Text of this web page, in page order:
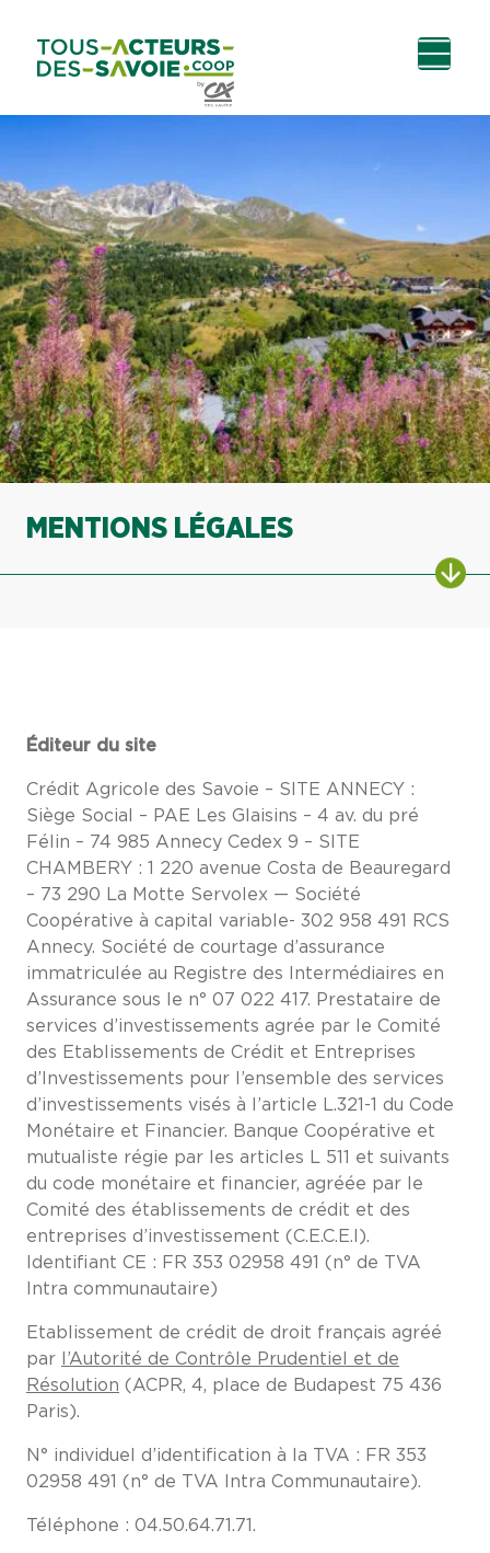
contenu
principal
MENTIONS LÉGALES
Éditeur du site
Crédit Agricole des Savoie – SITE ANNECY :
Siège Social – PAE Les Glaisins – 4 av. du pré
Félin – 74 985 Annecy Cedex 9 – SITE
CHAMBERY : 1 220 avenue Costa de Beauregard
– 73 290 La Motte Servolex — Société
Coopérative à capital variable- 302 958 491 RCS
Annecy. Société de courtage d’assurance
immatriculée au Registre des Intermédiaires en
Assurance sous le n° 07 022 417. Prestataire de
services d’investissements agrée par le Comité
des Etablissements de Crédit et Entreprises
d’Investissements pour l’ensemble des services
d’investissements visés à l’article L.321-1 du Code
Monétaire et Financier. Banque Coopérative et
mutualiste régie par les articles L 511 et suivants
du code monétaire et financier, agréée par le
Comité des établissements de crédit et des
entreprises d’investissement (C.E.C.E.I).
Identifiant CE : FR 353 02958 491 (n° de TVA
Intra communautaire)
Etablissement de crédit de droit français agréé
par
l’Autorité de Contrôle Prudentiel et de
Résolution (ACPR, 4, place de Budapest 75 436
Paris).
N° individuel d’identification à la TVA : FR 353
02958 491 (n° de TVA Intra Communautaire).
Téléphone : 04.50.64.71.71.